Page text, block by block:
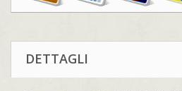
DETTAGLI